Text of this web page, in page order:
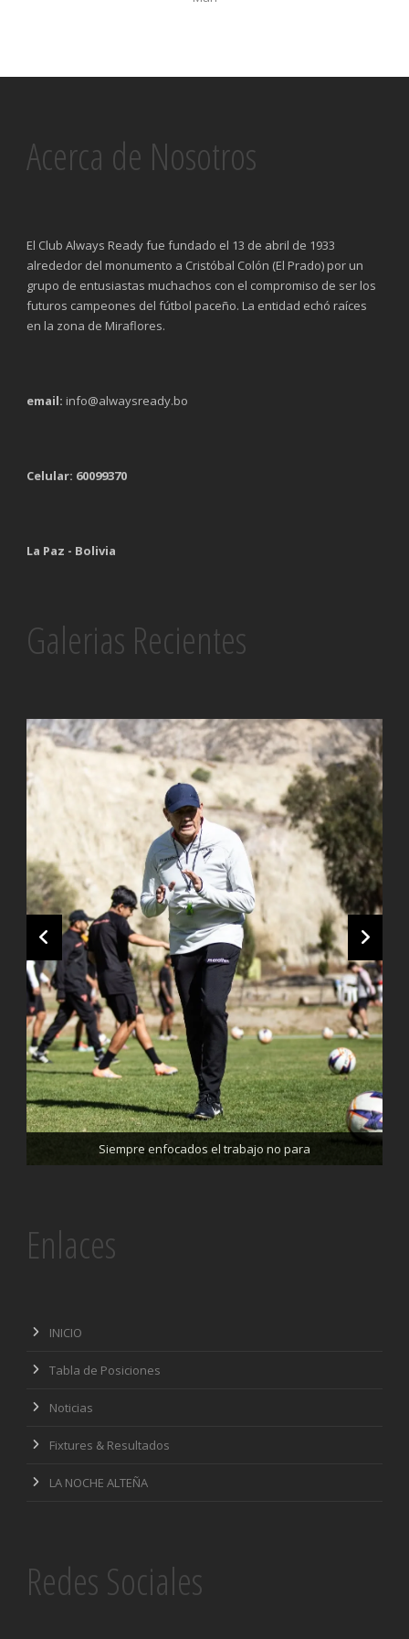
Acerca de Nosotros
El Club Always Ready fue fundado el 13 de abril de 1933
alrededor del monumento a Cristóbal Colón (El Prado) por un
grupo de entusiastas muchachos con el compromiso de ser los
futuros campeones del fútbol paceño. La entidad echó raíces
en la zona de Miraflores.
email: info@alwaysready.bo
Celular: 60099370
La Paz - Bolivia
Galerias Recientes
Siempre enfocados el trabajo no para
Trabajando enfocados, listos para el partido de mañana
Enlaces
INICIO
Tabla de Posiciones
Noticias
Fixtures & Resultados
LA NOCHE ALTEÑA
Redes Sociales